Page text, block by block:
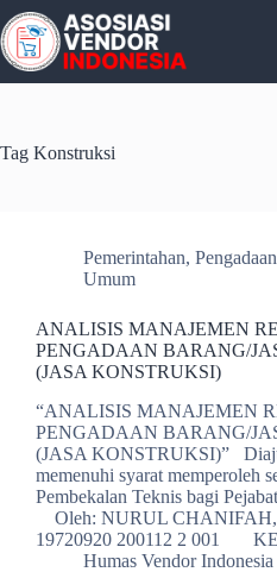
Skip
to
content
Tag Konstruksi
Pemerintahan,
Umum
ANALISIS MANAJEMEN
PENGADAAN BARANG/
(JASA KONSTRUKSI)
“ANALISIS MANAJEMEN
PENGADAAN BARANG/
(JASA KONSTRUKSI)”
memenuhi syarat memperoleh
Pembekalan Teknis bagi
Oleh: NURUL CHANIFAH,
19720920 200112 2 001
Humas Vendor Indonesia